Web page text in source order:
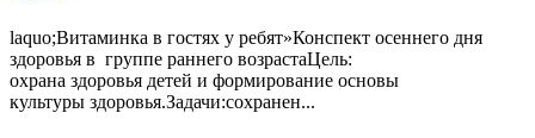
laquo;Витаминка в гостях у ребят»Конспект осеннего дня
здоровья в группе раннего возрастаЦель:
охрана здоровья детей и формирование основы
культуры здоровья.Задачи:сохранен...